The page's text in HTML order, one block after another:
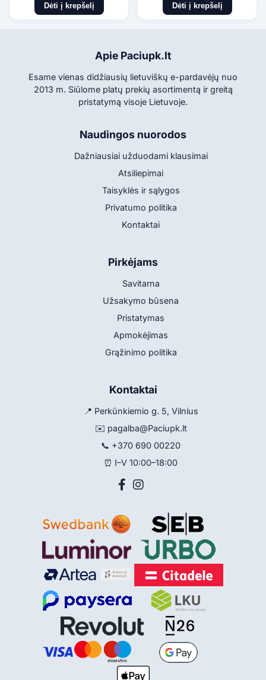
Dėti į krepšelį Dėti į krepšelį
Apie Paciupk.lt
Esame vienas didžiausių lietuviškų e-pardavėjų nuo
2013 m. Siūlome platų prekių asortimentą ir greitą
pristatymą visoje Lietuvoje.
Naudingos nuorodos
Dažniausiai užduodami klausimai
Atsiliepimai
Taisyklės ir sąlygos
Privatumo politika
Kontaktai
Pirkėjams
Savitarna
Užsakymo būsena
Pristatymas
Apmokėjimas
Grąžinimo politika
Kontaktai
📍 Perkūnkiemio g. 5, Vilnius
✉️ pagalba@Paciupk.lt
📞 +370 690 00220
⏰ I–V 10:00–18:00